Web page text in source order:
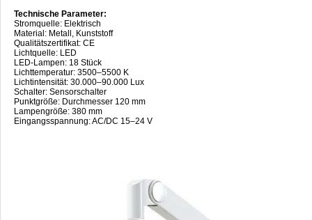
Technische Parameter:
Stromquelle: Elektrisch
Material: Metall, Kunststoff
Qualitätszertifikat: CE
Lichtquelle: LED
LED-Lampen: 18 Stück
Lichttemperatur: 3500–5500 K
Lichtintensität: 30.000–90.000 Lux
Schalter: Sensorschalter
Punktgröße: Durchmesser 120 mm
Lampengröße: 380 mm
Eingangsspannung: AC/DC 15–24 V